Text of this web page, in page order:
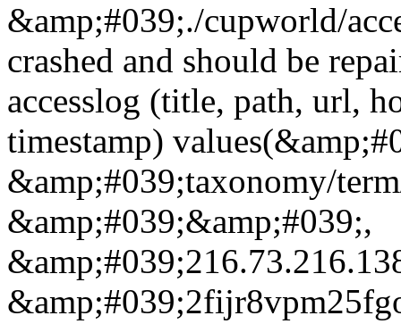
&amp;#039;./cupworld/
crashed and should be
accesslog (title, path, url,
timestamp)
&amp;#039;taxonomy/
&amp;#039;&amp;#039;,